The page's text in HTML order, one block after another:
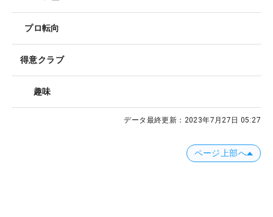
プロ転向
得意クラブ
趣味
データ最終更新： 2023年7月27日 05:27
ページ上部へ